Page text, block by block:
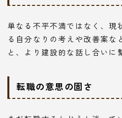
単なる不平不満ではなく、現
る自分なりの考えや改善案な
と、より建設的な話し合いに
転職の意思の固さ